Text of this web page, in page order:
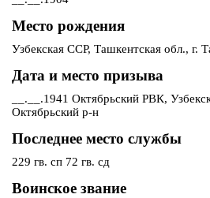
Место рождения
Узбекская ССР, Ташкентская обл., г.
Дата и место призыва
__.__.1941 Октябрьский РВК,
Октябрьский р-н
Последнее место службы
229 гв. сп 72 гв. сд
Воинское звание